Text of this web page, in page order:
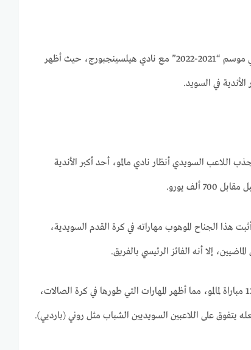
ولم يظهر علي في دوري الدرجة الأولى إلا في موسم “2021-2022” مع نادي هيلسينجبورج، حيث أظهر
في السويد.
اللاعب السويدي أنظار نادي مالمو، أحد أكبر الأندية
ألف يورو.
هذا الجناح الموهوب مهاراته في كرة القدم السويدية،
إلا أنه الفائز الرئيسي بالفريق.
وسجل علي 20 هدفا وصنع 19 هدفا في 132 مباراة لمالمو، مما أظهر المهارات التي طورها في كرة الصالات،
يتفوق على اللاعبين السويديين الشباب مثل روني (بارديي).